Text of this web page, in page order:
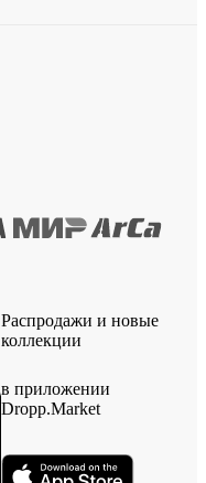
Распродажи и новые
коллекции
в приложении
Dropp.Market